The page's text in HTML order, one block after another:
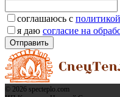
соглашаюсь с
я даю согласие на
Отправить
© 2026 specteplo.com